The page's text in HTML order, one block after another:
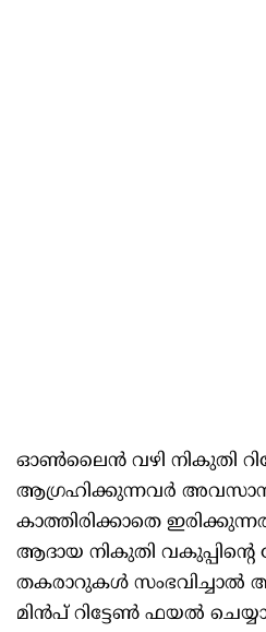
ഓൺലൈൻ വഴി നികുതി
ആഗ്രഹിക്കുന്നവർ
കാത്തിരിക്കാതെ
ആദായ നികുതി വകുപ്പിന്റെ
തകരാറുകൾ സംഭവിച്ചാൽ
മിൻപ് റിട്ടേൺ ഫയൽ